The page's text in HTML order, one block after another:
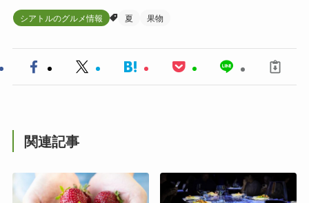
シアトルのグルメ情報 夏 果物
関連記事